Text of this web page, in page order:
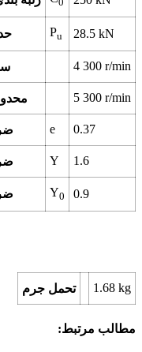
0
Pu 28.5 kN
4 300 r/min
5 300 r/min
e 0.37
Y 1.6
Y0 0.9
تحمل جرم 1.68 kg
مطالب مرتبط: